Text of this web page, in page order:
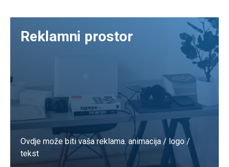
Reklamni prostor
Ovdje može biti vaša reklama. animacija / logo /
tekst